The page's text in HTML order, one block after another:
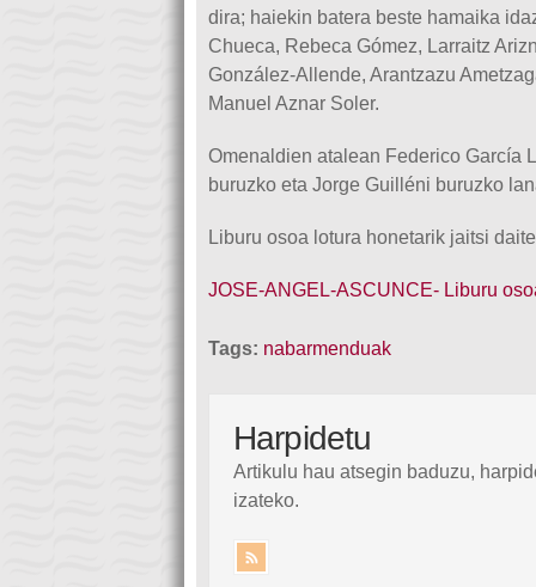
dira; haiekin batera beste hamaika
Chueca, Rebeca Gómez, Larraitz
González-Allende, Arantzazu
Manuel Aznar Soler.
Omenaldien atalean Federico García
buruzko eta Jorge Guilléni buruzko
Liburu osoa lotura honetarik jaitsi
JOSE-ANGEL-ASCUNCE- Liburu
Tags: nabarmenduak
Harpidetu
Artikulu hau atsegin baduzu,
izateko.